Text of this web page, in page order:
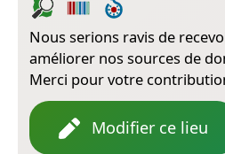
Nous serions ravis de
améliorer nos sources de
Merci pour votre
Modifier ce lieu